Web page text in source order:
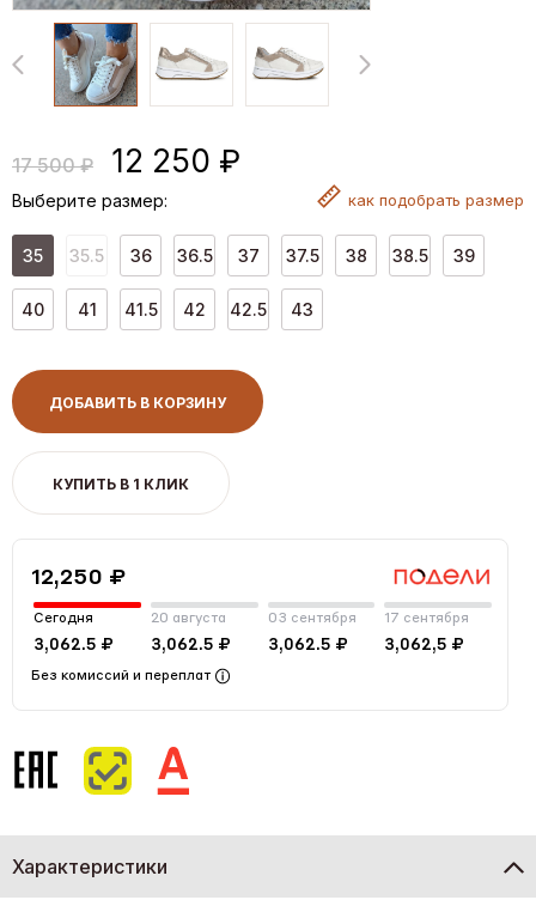
17 500 ₽ 12 250 ₽
Выберите размер: как подобрать размер
35 35.5 36 36.5 37 37.5 38 38.5 39
40 41 41.5 42 42.5 43
ДОБАВИТЬ В КОРЗИНУ
КУПИТЬ В 1 КЛИК
12,250 ₽
Сегодня
3,062.5 ₽
20 августа
3,062.5 ₽
03 сентября
3,062.5 ₽
17 сентября
3,062,5 ₽
Без комиссий и переплат
Характеристики